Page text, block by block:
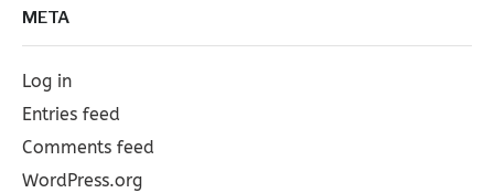
META
Log in
Entries feed
Comments feed
WordPress.org